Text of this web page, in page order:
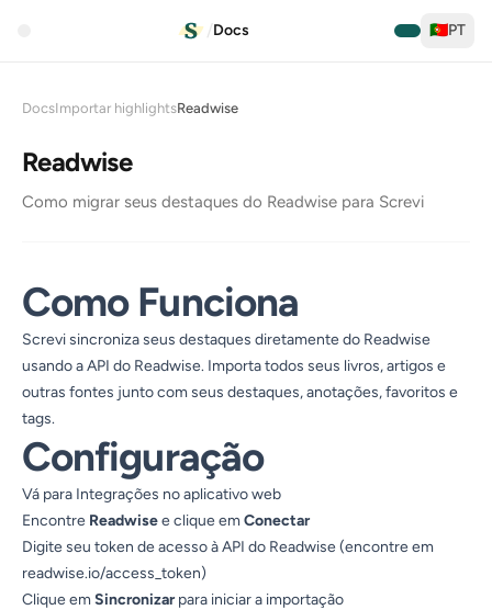
/Docs 🇵🇹PT
DocsImportar highlightsReadwise
Readwise
Como migrar seus destaques do Readwise para Screvi
Como Funciona
Screvi sincroniza seus destaques diretamente do Readwise
usando a API do Readwise. Importa todos seus livros, artigos e
outras fontes junto com seus destaques, anotações, favoritos e
tags.
Configuração
Vá para Integrações no aplicativo web
Encontre Readwisee clique emConectar
Digite seu token de acesso à API do Readwise (encontre em
readwise.io/access_token)
Clique emSincronizarpara iniciar a importação